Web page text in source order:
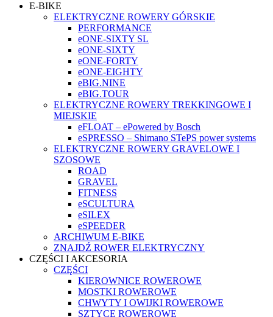
E-BIKE
ELEKTRYCZNE ROWERY GÓRSKIE
PERFORMANCE
eONE-SIXTY SL
eONE-SIXTY
eONE-FORTY
eONE-EIGHTY
eBIG.NINE
eBIG.TOUR
ELEKTRYCZNE ROWERY TREKKINGOWE I
MIEJSKIE
eFLOAT – ePowered by Bosch
eSPRESSO – Shimano STePS power systems
ELEKTRYCZNE ROWERY GRAVELOWE I
SZOSOWE
ROAD
GRAVEL
FITNESS
eSCULTURA
eSILEX
eSPEEDER
ARCHIWUM E-BIKE
ZNAJDŹ ROWER ELEKTRYCZNY
CZĘŚCI I AKCESORIA
CZĘŚCI
KIEROWNICE ROWEROWE
MOSTKI ROWEROWE
CHWYTY I OWIJKI ROWEROWE
SZTYCE ROWEROWE